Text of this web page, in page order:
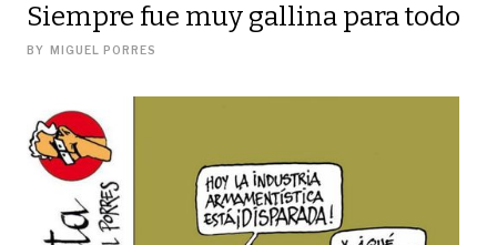
Siempre fue muy gallina para todo
BY MIGUEL PORRES